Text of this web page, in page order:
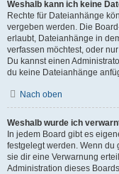
Weshalb kann ich keine
Rechte für Dateianhänge
vergeben werden. Die
erlaubt, Dateianhänge in
verfassen möchtest, oder
Du kannst einen
du keine Dateianhänge
Nach oben
Weshalb wurde ich
In jedem Board gibt es
festgelegt werden. Wenn du
sie dir eine Verwarnung
Administration dieses